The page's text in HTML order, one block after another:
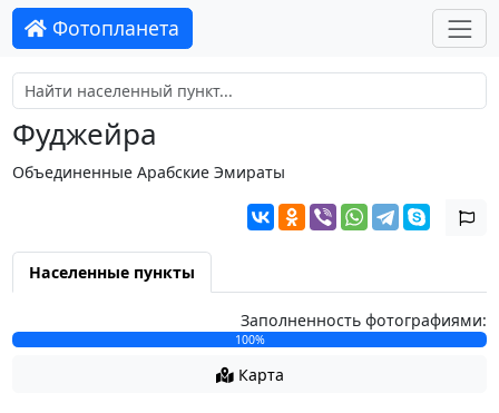
Фотопланета
Фуджейра
Объединенные Арабские Эмираты
Населенные пункты
Заполненность фотографиями:
100%
Карта